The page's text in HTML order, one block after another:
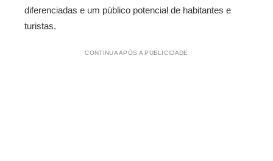
diferenciadas e um público potencial de habitantes e
turistas.
CONTINUA APÓS A PUBLICIDADE